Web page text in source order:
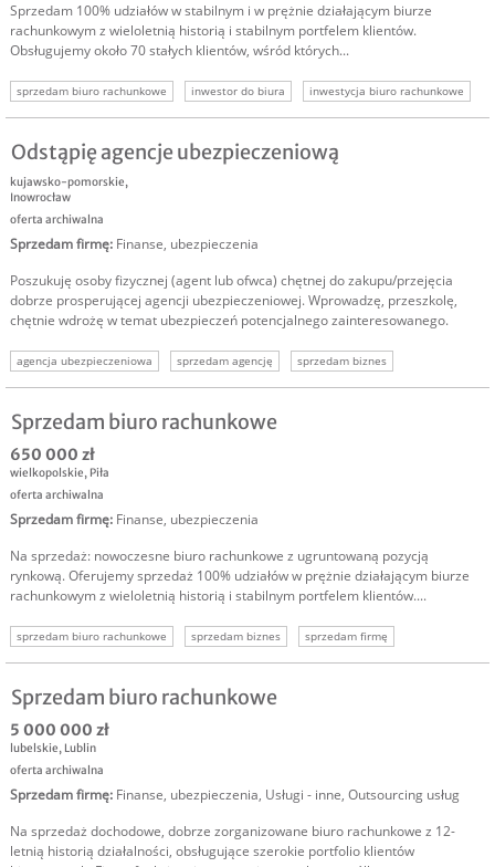
Sprzedam 100% udziałów w stabilnym i w prężnie działającym biurze
rachunkowym z wieloletnią historią i stabilnym portfelem klientów.
Obsługujemy około 70 stałych klientów, wśród których...
sprzedam biuro rachunkowe inwestor do biura
inwestycja biuro rachunkowe
sprzedam biznes
sprzedam firmę
Odstąpię agencje ubezpieczeniową
kujawsko-pomorskie,
Inowrocław
oferta archiwalna
Sprzedam firmę: Finanse, ubezpieczenia
Poszukuję osoby fizycznej (agent lub ofwca) chętnej do zakupu/przejęcia
dobrze prosperującej agencji ubezpieczeniowej. Wprowadzę, przeszkolę,
chętnie wdrożę w temat ubezpieczeń potencjalnego zainteresowanego.
agencja ubezpieczeniowa sprzedam agencję sprzedam biznes
Sprzedam biuro rachunkowe
650 000 zł
wielkopolskie, Piła
oferta archiwalna
Sprzedam firmę: Finanse, ubezpieczenia
Na sprzedaż: nowoczesne biuro rachunkowe z ugruntowaną pozycją
rynkową. Oferujemy sprzedaż 100% udziałów w prężnie działającym biurze
rachunkowym z wieloletnią historią i stabilnym portfelem klientów....
sprzedam biuro rachunkowe sprzedam biznes
sprzedam firmę
sprzedam spółkę
oferta sprzedaży biznesu oferta sprzedaży firmy
Sprzedam biuro rachunkowe
5 000 000 zł
lubelskie, Lublin
oferta archiwalna
Sprzedam firmę: Finanse, ubezpieczenia, Usługi - inne, Outsourcing usług
Na sprzedaż dochodowe, dobrze zorganizowane biuro rachunkowe z 12-
letnią historią działalności, obsługujące szerokie portfolio klientów